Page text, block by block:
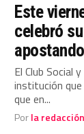
Este
celebró
El Club Social
institución
que en...
Porla redacción